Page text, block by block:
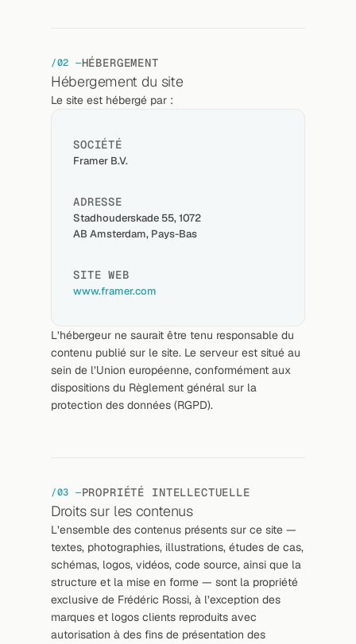
/02 —HÉBERGEMENT
Hébergement du site
Le site est hébergé par :
SOCIÉTÉ
Framer B.V.
ADRESSE
Stadhouderskade 55, 1072
AB Amsterdam, Pays-Bas
SITE WEB
www.framer.com
L’hébergeur ne saurait être tenu responsable du
contenu publié sur le site. Le serveur est situé au
sein de l’Union européenne, conformément aux
dispositions du Règlement général sur la
protection des données (RGPD).
/03 —PROPRIÉTÉ INTELLECTUELLE
Droits sur les contenus
L’ensemble des contenus présents sur ce site —
textes, photographies, illustrations, études de cas,
schémas, logos, vidéos, code source, ainsi que la
structure et la mise en forme — sont la propriété
exclusive de Frédéric Rossi, à l’exception des
marques et logos clients reproduits avec
autorisation à des fins de présentation des